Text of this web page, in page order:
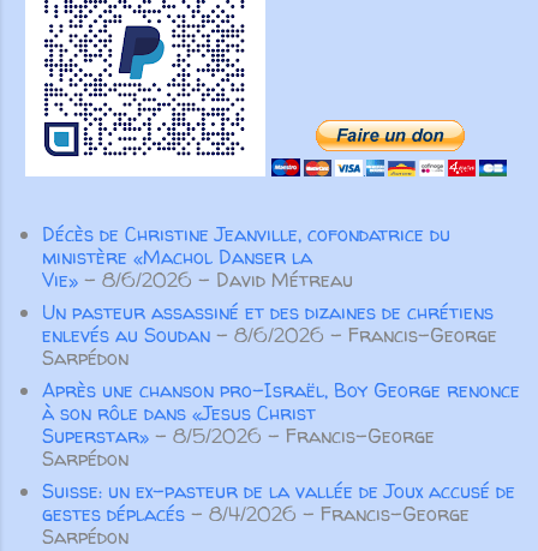
Feller, Louis Roussy et les
missionnaires suisses ont tissé
des liens au-delà des frontières,
soutenus par des amis des États-
Unis. Même nos fondateurs
anglophones ont choisi de servir
en français, montrant la force
service de l’Évangile. Aujourd’hui
encore, nos partenaires
demeurent essentiels. Aucune
œuvre ...
à... Par John Roos Audio Vidéo
Get new posts by email:
Subscribe
Décès de Christine Jeanville, cofondatrice du
ministère «Machol Danser la
Vie» - 8/6/2026 - David Métreau
Un pasteur assassiné et des dizaines de chrétiens
enlevés au Soudan - 8/6/2026 - Francis-George
Sarpédon
Après une chanson pro-Israël, Boy George renonce
à son rôle dans «Jesus Christ
Superstar» - 8/5/2026 - Francis-George
Sarpédon
Suisse: un ex-pasteur de la vallée de Joux accusé de
gestes déplacés - 8/4/2026 - Francis-George
Sarpédon